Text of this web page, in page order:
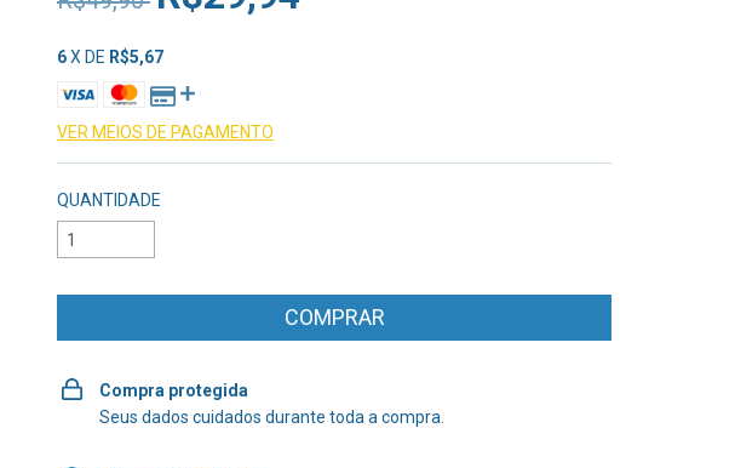
6X DE R$5,67
VER MEIOS DE PAGAMENTO
QUANTIDADE
Compra protegida
Seus dados cuidados durante toda a compra.